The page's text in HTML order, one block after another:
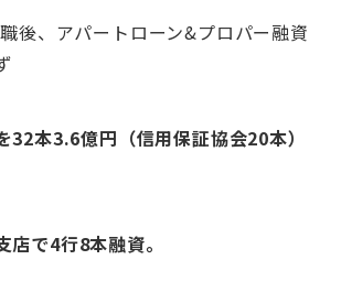
後、アパートローン&プロパー融資
32本3.6億円（信用保証協会20本）
店で4行8本融資。